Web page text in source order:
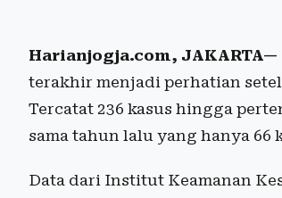
Harianjogja.com, JAKARTA—
terakhir menjadi perhatian
Tercatat 236 kasus hingga
sama tahun lalu yang hanya 66
Data dari Institut Keamanan